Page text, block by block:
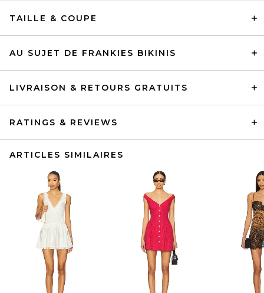
TAILLE & COUPE
AU SUJET DE FRANKIES BIKINIS
LIVRAISON & RETOURS GRATUITS
RATINGS & REVIEWS
ARTICLES SIMILAIRES